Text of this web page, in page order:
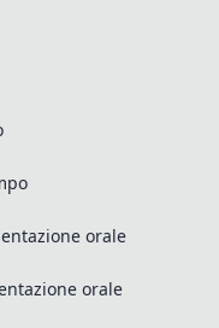
orale
orale